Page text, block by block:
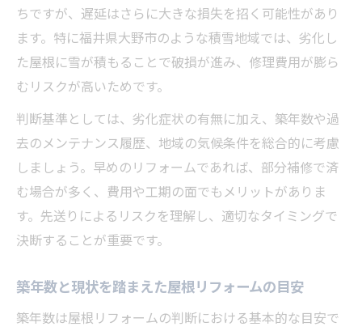
ちですが、遅延はさらに大きな損失を招く可能性があり
ます。特に福井県大野市のような積雪地域では、劣化し
た屋根に雪が積もることで破損が進み、修理費用が膨ら
むリスクが高いためです。
判断基準としては、劣化症状の有無に加え、築年数や過
去のメンテナンス履歴、地域の気候条件を総合的に考慮
しましょう。早めのリフォームであれば、部分補修で済
む場合が多く、費用や工期の面でもメリットがありま
す。先送りによるリスクを理解し、適切なタイミングで
決断することが重要です。
築年数と現状を踏まえた屋根リフォームの目安
築年数は屋根リフォームの判断における基本的な目安で